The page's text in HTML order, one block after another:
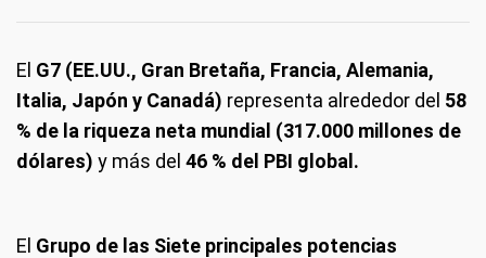
El G7 (EE.UU., Gran Bretaña, Francia, Alemania,
Italia, Japón y Canadá) representa alrededor del 58
% de la riqueza neta mundial (317.000 millones de
dólares) y más del 46 % del PBI global.
El Grupo de las Siete principales potencias